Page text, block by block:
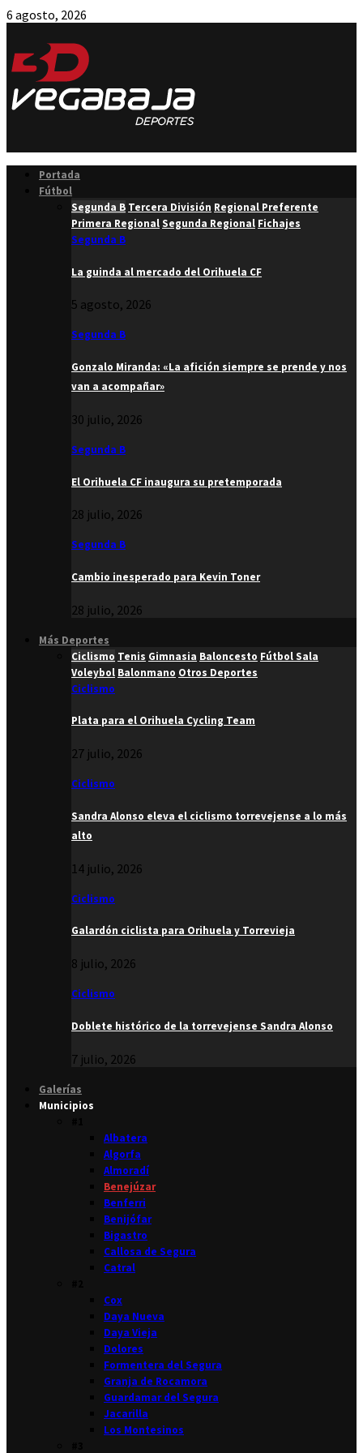
6 agosto, 2026
Portada
Fútbol
Segunda B Tercera División Regional Preferente
Primera RegionalSegunda Regional Fichajes
Segunda B
La guinda al mercado del Orihuela CF
5 agosto, 2026
Segunda B
Gonzalo Miranda: «La afición siempre se prende y nos
van a acompañar»
30 julio, 2026
Segunda B
El Orihuela CF inaugura su pretemporada
28 julio, 2026
Segunda B
Cambio inesperado para Kevin Toner
28 julio, 2026
Más Deportes
Ciclismo Tenis Gimnasia Baloncesto Fútbol Sala
Voleybol Balonmano Otros Deportes
Ciclismo
Plata para el Orihuela Cycling Team
27 julio, 2026
Ciclismo
Sandra Alonso eleva el ciclismo torrevejense a lo más
alto
14 julio, 2026
Ciclismo
Galardón ciclista para Orihuela y Torrevieja
8 julio, 2026
Ciclismo
Doblete histórico de la torrevejense Sandra Alonso
7 julio, 2026
Galerías
Municipios
Albatera
Algorfa
Almoradí
Benejúzar
Benferri
Benijófar
Bigastro
Callosa de Segura
Catral
Cox
Daya Nueva
Daya Vieja
Dolores
Formentera del Segura
Granja de Rocamora
Guardamar del Segura
Jacarilla
Los Montesinos